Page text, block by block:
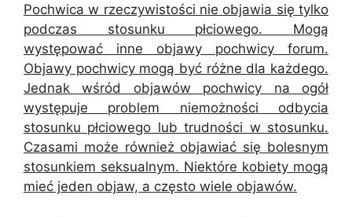
Pochwica w rzeczywistości nie objawia się tylko
podczas stosunku płciowego. Mogą
występować inne objawy pochwicy forum.
Objawy pochwicy mogą być różne dla każdego.
Jednak wśród objawów pochwicy na ogół
występuje problem niemożności odbycia
stosunku płciowego lub trudności w stosunku.
Czasami może również objawiać się bolesnym
stosunkiem seksualnym. Niektóre kobiety mogą
mieć jeden objaw, a często wiele objawów.